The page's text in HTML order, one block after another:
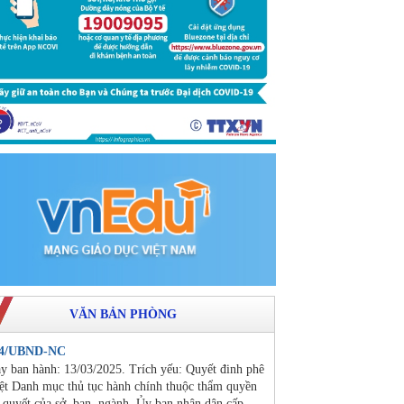
VĂN BẢN PHÒNG
UBND-NC
ban hành: 13/03/2025. Trích yếu: Quyết đinh phê
Danh mục thủ tục hành chính thuộc thẩm quyền